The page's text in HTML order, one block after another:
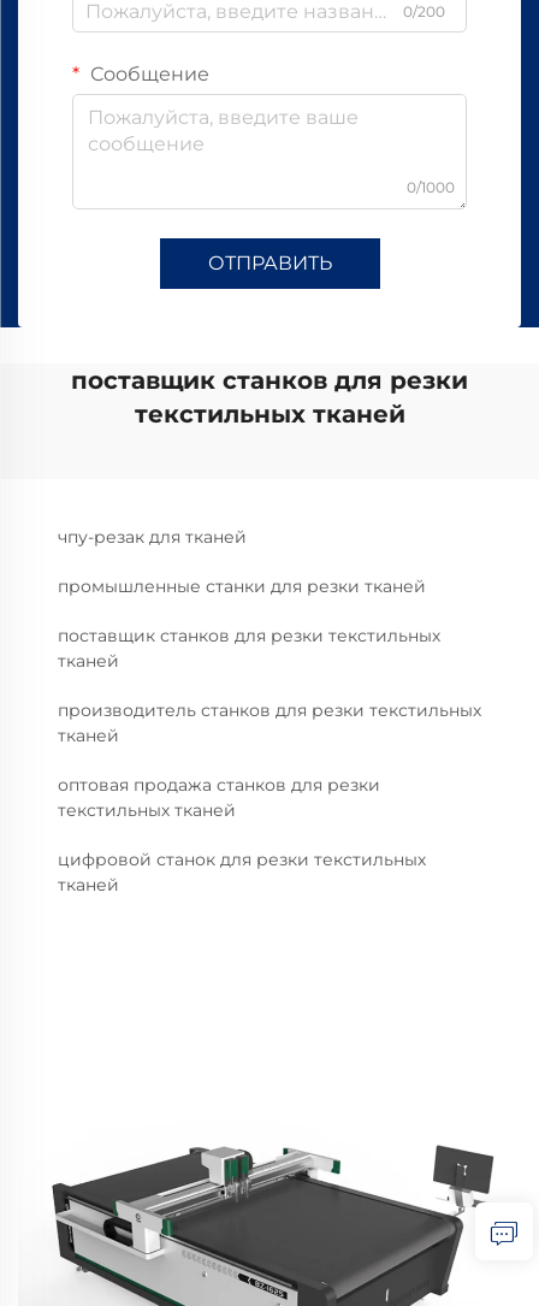
0/200
Сообщение
0/1000
ОТПРАВИТЬ
поставщик станков для резки
текстильных тканей
чпу-резак для тканей
промышленные станки для резки тканей
поставщик станков для резки текстильных
тканей
производитель станков для резки текстильных
тканей
оптовая продажа станков для резки
текстильных тканей
цифровой станок для резки текстильных
тканей